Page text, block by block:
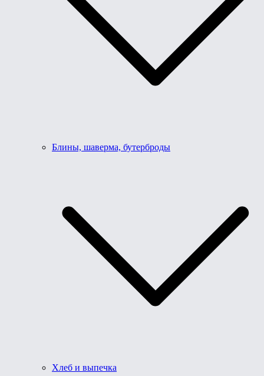
Блины, шаверма, бутерброды
Хлеб и выпечка